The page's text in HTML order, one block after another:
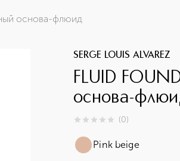
основа-флюид
SERGE LOUIS ALVAREZ
FLUID
основа-
0из 0 (0)
Pink beige